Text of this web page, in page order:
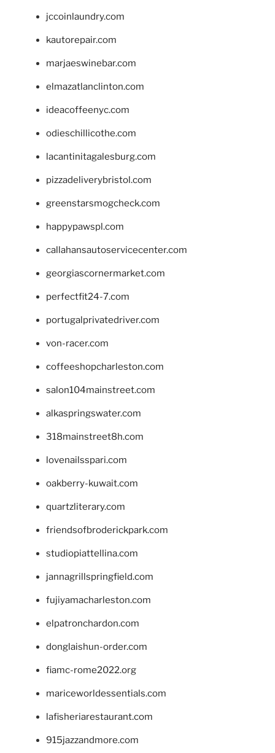
jccoinlaundry.com
kautorepair.com
marjaeswinebar.com
elmazatlanclinton.com
ideacoffeenyc.com
odieschillicothe.com
lacantinitagalesburg.com
pizzadeliverybristol.com
greenstarsmogcheck.com
happypawspl.com
callahansautoservicecenter.com
georgiascornermarket.com
perfectfit24-7.com
portugalprivatedriver.com
von-racer.com
coffeeshopcharleston.com
salon104mainstreet.com
alkaspringswater.com
318mainstreet8h.com
lovenailsspari.com
oakberry-kuwait.com
quartzliterary.com
friendsofbroderickpark.com
studiopiattellina.com
jannagrillspringfield.com
fujiyamacharleston.com
elpatronchardon.com
donglaishun-order.com
fiamc-rome2022.org
mariceworldessentials.com
lafisheriarestaurant.com
915jazzandmore.com